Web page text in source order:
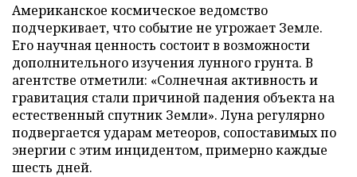
Американское космическое ведомство
подчеркивает, что событие не угрожает Земле.
Его научная ценность состоит в возможности
дополнительного изучения лунного грунта. В
агентстве отметили: «Солнечная активность и
гравитация стали причиной падения объекта на
естественный спутник Земли». Луна регулярно
подвергается ударам метеоров, сопоставимых по
энергии с этим инцидентом, примерно каждые
шесть дней.